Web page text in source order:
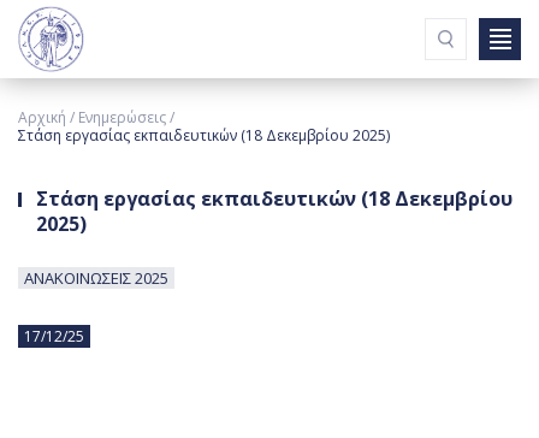
Συνδέσμοι
Σχολικές Μονάδες
ΥΠΑΝ
Επικοινωνία
Αρχική
Ενημερώσεις
Στάση εργασίας εκπαιδευτικών (18 Δεκεμβρίου 2025)
Στάση εργασίας εκπαιδευτικών (18 Δεκεμβρίου
2025)
ΑΝΑΚΟΙΝΩΣΕΙΣ 2025
17/12/25